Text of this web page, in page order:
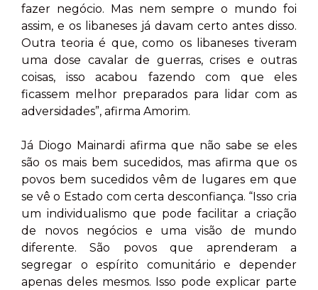
fazer negócio. Mas nem sempre o mundo foi
assim, e os libaneses já davam certo antes disso.
Outra teoria é que, como os libaneses tiveram
uma dose cavalar de guerras, crises e outras
coisas, isso acabou fazendo com que eles
ficassem melhor preparados para lidar com as
adversidades”, afirma Amorim.
Já Diogo Mainardi afirma que não sabe se eles
são os mais bem sucedidos, mas afirma que os
povos bem sucedidos vêm de lugares em que
se vê o Estado com certa desconfiança. “Isso cria
um individualismo que pode facilitar a criação
de novos negócios e uma visão de mundo
diferente. São povos que aprenderam a
segregar o espírito comunitário e depender
apenas deles mesmos. Isso pode explicar parte